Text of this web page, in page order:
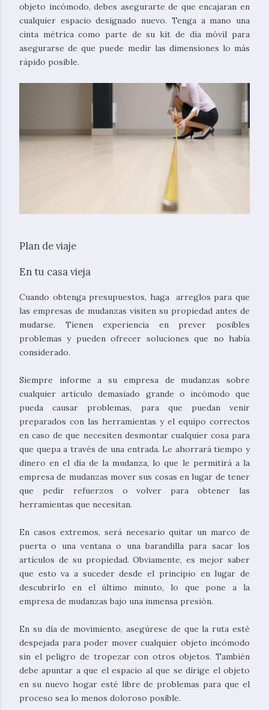
objeto incómodo, debes asegurarte de que encajaran en
cualquier espacio designado nuevo. Tenga a mano una
cinta métrica como parte de su kit de día móvil para
asegurarse de que puede medir las dimensiones lo más
rápido posible.
Plan de viaje
En tu casa vieja
Cuando obtenga presupuestos, haga arreglos para que
las empresas de mudanzas visiten su propiedad antes de
mudarse. Tienen experiencia en prever posibles
problemas y pueden ofrecer soluciones que no había
considerado.
Siempre informe a su empresa de mudanzas sobre
cualquier artículo demasiado grande o incómodo que
pueda causar problemas, para que puedan venir
preparados con las herramientas y el equipo correctos
en caso de que necesiten desmontar cualquier cosa para
que quepa a través de una entrada. Le ahorrará tiempo y
dinero en el día de la mudanza, lo que le permitirá a la
empresa de mudanzas mover sus cosas en lugar de tener
que pedir refuerzos o volver para obtener las
herramientas que necesitan.
En casos extremos, será necesario quitar un marco de
puerta o una ventana o una barandilla para sacar los
artículos de su propiedad. Obviamente, es mejor saber
que esto va a suceder desde el principio en lugar de
descubrirlo en el último minuto, lo que pone a la
empresa de mudanzas bajo una inmensa presión.
En su día de movimiento, asegúrese de que la ruta esté
despejada para poder mover cualquier objeto incómodo
sin el peligro de tropezar con otros objetos. También
debe apuntar a que el espacio al que se dirige el objeto
en su nuevo hogar esté libre de problemas para que el
proceso sea lo menos doloroso posible.